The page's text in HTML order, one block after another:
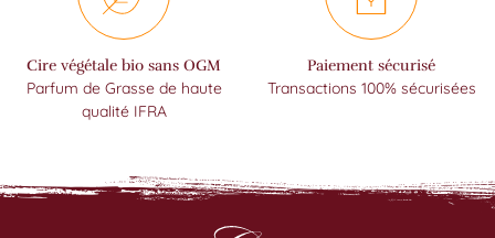
Cire végétale bio sans OGM
Parfum de Grasse de haute
qualité IFRA
Paiement sécurisé
Transactions 100% sécurisées